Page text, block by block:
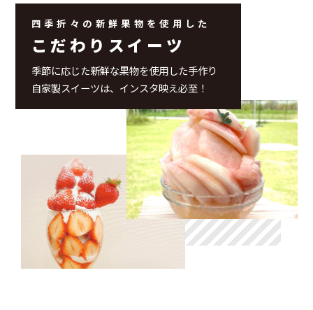
四季折々の新鮮果物を使用した
こだわりスイーツ
季節に応じた新鮮な果物を使用した手作り
自家製スイーツは、インスタ映え必至！